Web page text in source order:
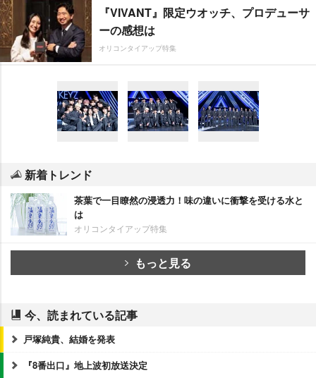
『VIVANT』限定ウオッチ、プロデューサ
ーの感想は
オリコンタイアップ特集
新着トレンド
茶葉で一目瞭然の浸透力！味の違いに衝撃を受ける水と
は
オリコンタイアップ特集
もっと見る
今、読まれている記事
戸塚純貴、結婚を発表
『8番出口』地上波初放送決定